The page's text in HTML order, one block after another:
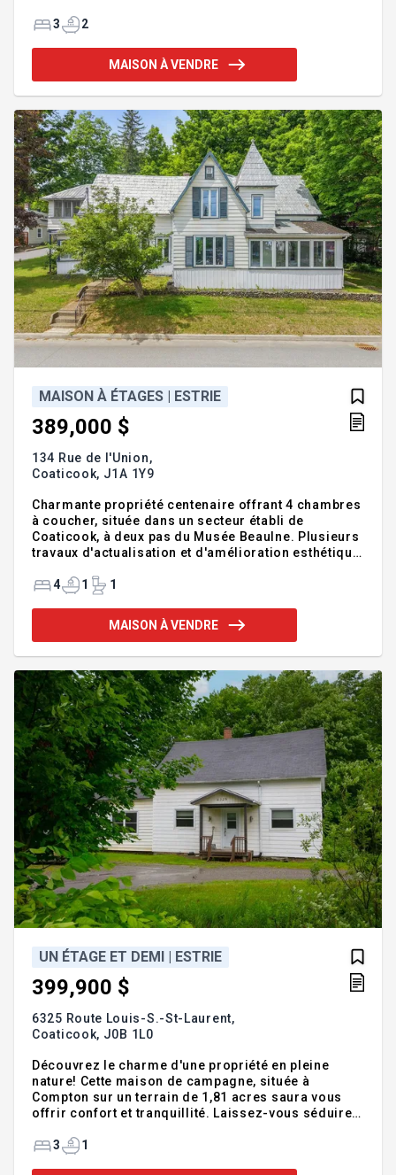
chambres, 2 salles de bains, un garage attaché, un
saisons. Un environnement paisible à découvrir!
Addenda :Découvrez cette charmante propriété
intime. Implantée sur un terrain de plus de 2
3 2
MAISON À VENDRE
MAISON À ÉTAGES | ESTRIE
389,000 $
134 Rue de l'Union,
Coaticook, J1A 1Y9
Charmante propriété centenaire offrant 4 chambres
à coucher, située dans un secteur établi de
Coaticook, à deux pas du Musée Beaulne. Plusieurs
travaux d'actualisation et d'amélioration esthétique
d'époque et confort moderne. Profitez de trois
confort accru et d'espaces de vie accueillants.
Possibilité d'acquérir également le terrain arrière
Addenda :Découvrez le charme intemporel du 134
rue de l
4 1 1
MAISON À VENDRE
UN ÉTAGE ET DEMI | ESTRIE
399,900 $
6325 Route Louis-S.-St-Laurent,
Coaticook, J0B 1L0
Découvrez le charme d'une propriété en pleine
nature! Cette maison de campagne, située à
Compton sur un terrain de 1,81 acres saura vous
offrir confort et tranquillité. Laissez-vous séduire
La propriété bénéficie d'une intimité remarquable,
3 1